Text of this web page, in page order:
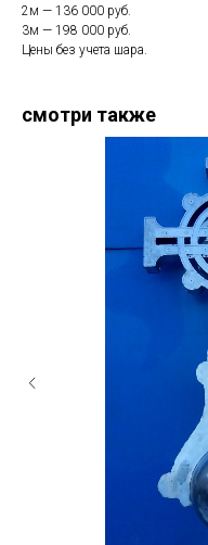
2м — 136 000 руб.
3м — 198 000 руб.
Цены без учета шара.
смотри также